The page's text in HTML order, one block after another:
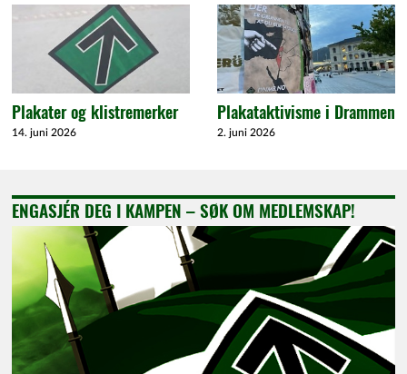
Plakater og klistremerker
14. juni 2026
Plakataktivisme i Drammen
2. juni 2026
ENGASJÉR DEG I KAMPEN – SØK OM MEDLEMSKAP!